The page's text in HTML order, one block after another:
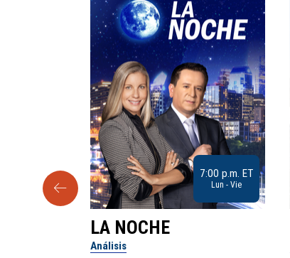
9:30 a.m. ET 7:00 p.m. ET
Lun - Vie
LA NOCHE
Análisis